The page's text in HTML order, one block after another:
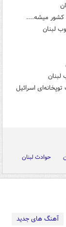
کشور میشه....
لبنان
اسرائیل
حوادث لبنان
آهنگ های جدید